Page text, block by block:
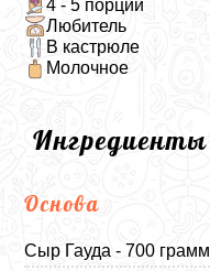
4 - 5 порций
Любитель
В кастрюле
Молочное
Ингредиенты
Основа
Сыр Гауда - 700 грамм